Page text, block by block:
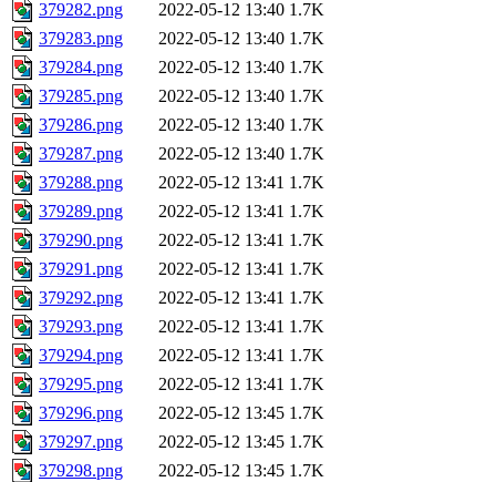
379282.png
2022-05-12 13:40 1.7K
379283.png
2022-05-12 13:40 1.7K
379284.png
2022-05-12 13:40 1.7K
379285.png
2022-05-12 13:40 1.7K
379286.png
2022-05-12 13:40 1.7K
379287.png
2022-05-12 13:40 1.7K
379288.png
2022-05-12 13:41 1.7K
379289.png
2022-05-12 13:41 1.7K
379290.png
2022-05-12 13:41 1.7K
379291.png
2022-05-12 13:41 1.7K
379292.png
2022-05-12 13:41 1.7K
379293.png
2022-05-12 13:41 1.7K
379294.png
2022-05-12 13:41 1.7K
379295.png
2022-05-12 13:41 1.7K
379296.png
2022-05-12 13:45 1.7K
379297.png
2022-05-12 13:45 1.7K
379298.png
2022-05-12 13:45 1.7K